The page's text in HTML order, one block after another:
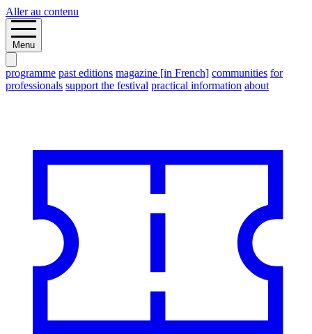
Aller au contenu
Menu
programme past editions magazine [in French] communities for
professionals support the festival practical information about